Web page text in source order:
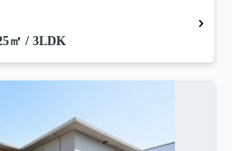
㎡ / 3LDK